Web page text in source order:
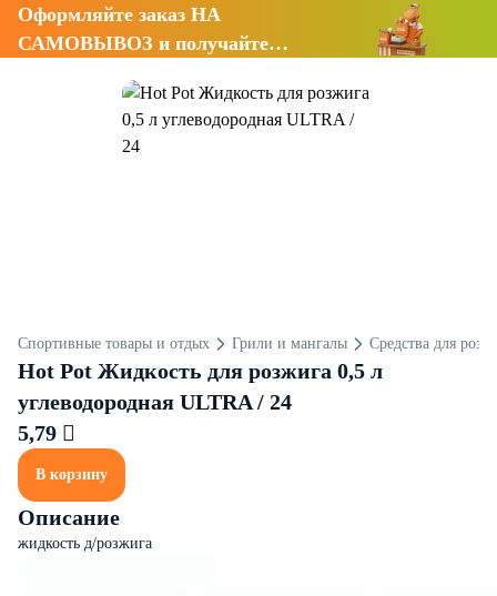
Оформляйте заказ НА
САМОВЫВОЗ и получайте
Спортивные товары и отдых Грили и мангалы Средства для
Hot Pot Жидкость для розжига 0,5 л
углеводородная ULTRA / 24
5,79 
В корзину
Описание
жидкость д/розжига